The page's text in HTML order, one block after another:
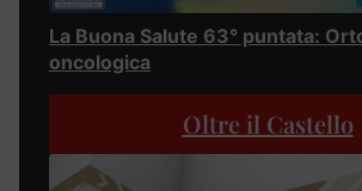
La Buona Salute 63° puntata:
oncologica
Oltre il Castello